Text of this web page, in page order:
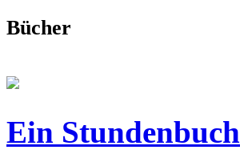
Bücher
Ein Stundenbuch